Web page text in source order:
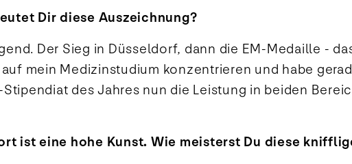
Dir diese Auszeichnung?
Der Sieg in Düsseldorf, dann die EM-Medaille -
mein Medizinstudium konzentrieren und habe
des Jahres nun die Leistung in beiden
ist eine hohe Kunst. Wie meisterst Du diese